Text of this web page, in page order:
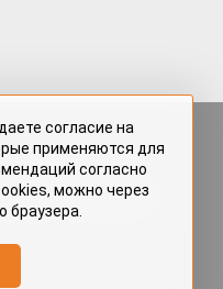
размещённые на портале
нештатными авторами
права. Полное или
размещённых на портале
согласия редакции
согласие на
применяются для
согласно
можно через
браузера.